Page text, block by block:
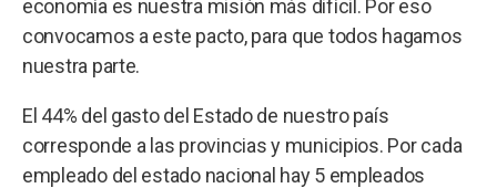
economía es nuestra misión más difícil. Por eso
convocamos a este pacto, para que todos hagamos
nuestra parte.
El 44% del gasto del Estado de nuestro país
corresponde a las provincias y municipios. Por cada
empleado del estado nacional hay 5 empleados